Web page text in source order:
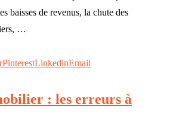
baisses de revenus, la chute des
…
PinterestLinkedinEmail
: les erreurs à